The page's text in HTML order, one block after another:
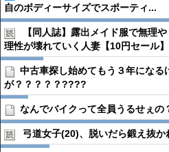
自のボディーサイズでスポーティ...
【同人誌】露出メイド服で無理
理性が壊れていく人妻【10円セール】
中古車探し始めてもう３年になる
が？？？？？????
なんでバイクって全員うるせぇの
弓道女子(20)、脱いだら鍛え抜か